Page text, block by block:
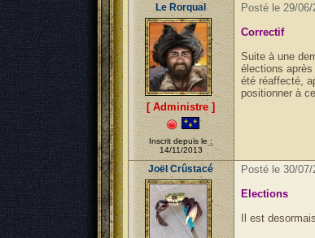
Le Rorqual
[ Administre ]
Inscrit depuis le :
14/11/2013
Posté le 29/
Correctif
Suite à une
élections
été réaffecté,
positionner à
Joël Crûstacé
Posté le 30/
Elections
Il est